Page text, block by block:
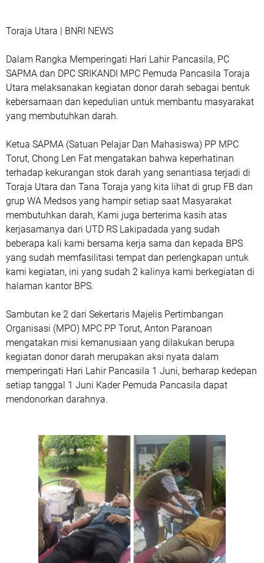
Toraja Utara | BNRI NEWS
Dalam Rangka Memperingati Hari Lahir Pancasila, PC
SAPMA dan DPC SRIKANDI MPC Pemuda Pancasila Toraja
Utara melaksanakan kegiatan donor darah sebagai bentuk
kebersamaan dan kepedulian untuk membantu masyarakat
yang membutuhkan darah.
Ketua SAPMA (Satuan Pelajar Dan Mahasiswa) PP MPC
Torut, Chong Len Fat mengatakan bahwa keperhatinan
terhadap kekurangan stok darah yang senantiasa terjadi di
Toraja Utara dan Tana Toraja yang kita lihat di grup FB dan
grup WA Medsos yang hampir setiap saat Masyarakat
membutuhkan darah, Kami juga berterima kasih atas
kerjasamanya dari UTD RS Lakipadada yang sudah
beberapa kali kami bersama kerja sama dan kepada BPS
yang sudah memfasilitasi tempat dan perlengkapan untuk
kami kegiatan, ini yang sudah 2 kalinya kami berkegiatan di
halaman kantor BPS.
Sambutan ke 2 dari Sekertaris Majelis Pertimbangan
Organisasi (MPO) MPC PP Torut, Anton Paranoan
mengatakan misi kemanusiaan yang dilakukan berupa
kegiatan donor darah merupakan aksi nyata dalam
memperingati Hari Lahir Pancasila 1 Juni, berharap kedepan
setiap tanggal 1 Juni Kader Pemuda Pancasila dapat
mendonorkan darahnya.